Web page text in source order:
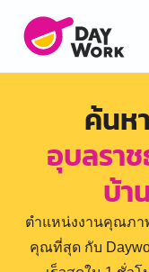
ค้นห
อุบลรา
บ้า
ตำแหน่งงานคุณภา
คุณที่สุด กับ